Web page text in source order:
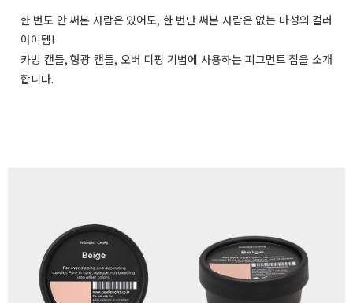
한 번도 안 써본 사람은 있어도, 한 번만 써본 사람은 없는 마성의 컬러
아이템!
카빙 캔들, 형광 캔들, 오버 디핑 기법에 사용하는 피그먼트 칩을 소개
합니다.